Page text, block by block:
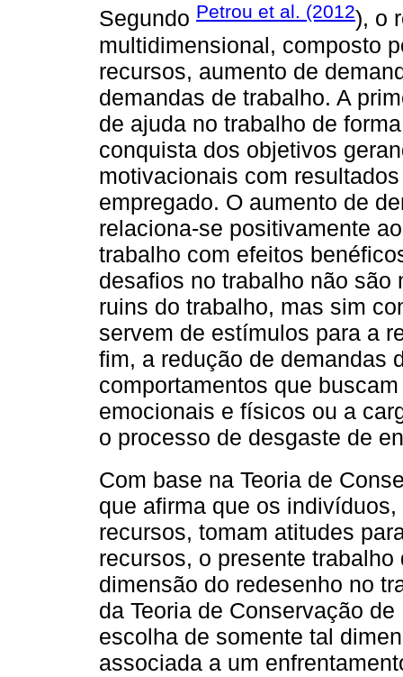
Segundo Petrou et al. (2012), o
multidimensional, composto
recursos, aumento de
demandas de trabalho. A
de ajuda no trabalho de
conquista dos objetivos
motivacionais com
empregado. O aumento de
relaciona-se positivamente
trabalho com efeitos
desafios no trabalho não
ruins do trabalho, mas sim
servem de estímulos para a
fim, a redução de demandas
comportamentos que
emocionais e físicos ou a
o processo de desgaste de
Com base na Teoria de
que afirma que os
recursos, tomam atitudes
recursos, o presente
dimensão do redesenho no
da Teoria de Conservação
escolha de somente tal
associada a um